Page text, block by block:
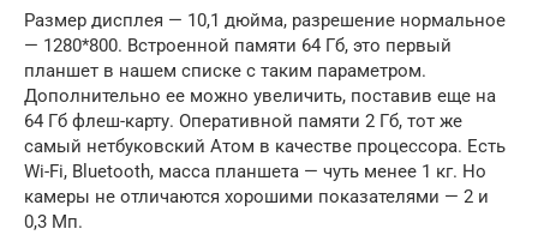
Размер дисплея — 10,1 дюйма, разрешение нормальное
— 1280*800. Встроенной памяти 64 Гб, это первый
планшет в нашем списке с таким параметром.
Дополнительно ее можно увеличить, поставив еще на
64 Гб флеш-карту. Оперативной памяти 2 Гб, тот же
самый нетбуковский Атом в качестве процессора. Есть
Wi-Fi, Bluetooth, масса планшета — чуть менее 1 кг. Но
камеры не отличаются хорошими показателями — 2 и
0,3 Мп.